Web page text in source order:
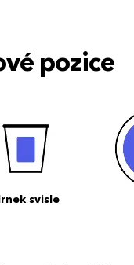
pozice
svisle